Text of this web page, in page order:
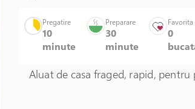
Pregatire
10
minute
Preparare
30
minute
Favorita
0
Aluat de casa fraged, rapid, pentru